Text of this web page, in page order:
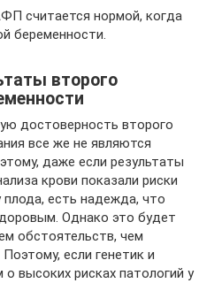
считается нормой, когда
беременности.
второго
достоверность второго
все же не являются
даже если результаты
крови показали риски
есть надежда, что
Однако это будет
обстоятельств, чем
если генетик и
высоких рисках патологий у